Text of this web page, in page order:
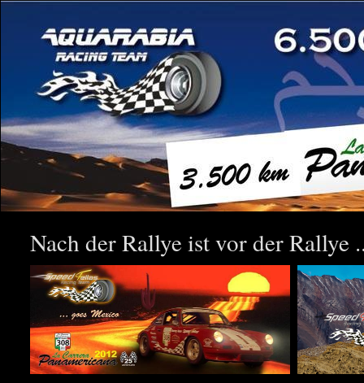
Nach der Rallye ist vor der Rallye